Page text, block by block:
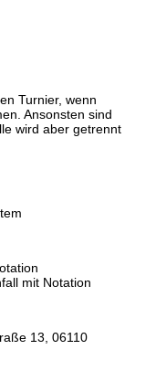
Turnier, wenn
Ansonsten sind
wird aber getrennt
mit Notation
13, 06110